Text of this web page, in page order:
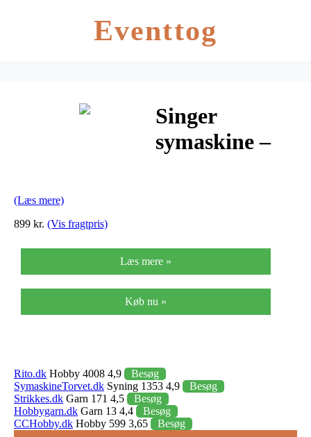
Eventtog
Singer
symaskine –
(Læs mere)
899 kr. (Vis fragtpris)
Læs mere »
Køb nu »
Rito.dk Hobby 4008 4,9
Besøg
SymaskineTorvet.dk Syning 1353 4,9
Besøg
Strikkes.dk Garn 171 4,5
Besøg
Hobbygarn.dk Garn 13 4,4
Besøg
CCHobby.dk Hobby 599 3,65
Besøg